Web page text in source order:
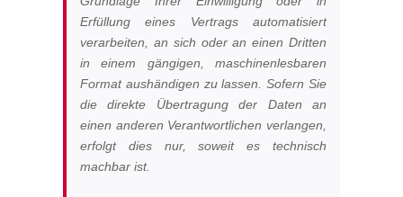
Erfüllung eines Vertrags automatisiert
verarbeiten, an sich oder an einen Dritten
in einem gängigen, maschinenlesbaren
Format aushändigen zu lassen. Sofern Sie
die direkte Übertragung der Daten an
einen anderen Verantwortlichen verlangen,
erfolgt dies nur, soweit es technisch
machbar ist.